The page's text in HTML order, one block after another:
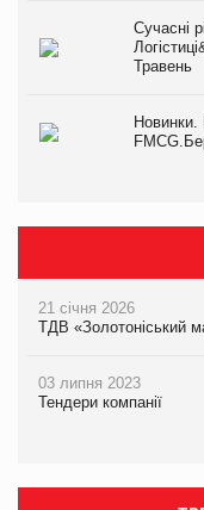
Сучасні
Травень
Новинки.
21 січня 2026
ТДВ «Золотоніський
03 липня 2023
Тендери компанії